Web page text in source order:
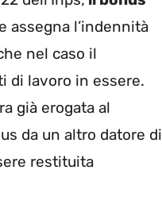
assegna l’indennità
nel caso il
di lavoro in essere.
già erogata al
da un altro datore di
restituita